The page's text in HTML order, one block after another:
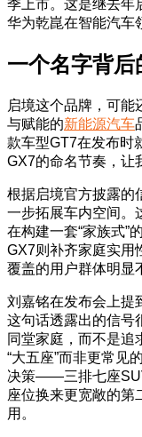
季上市。这是继去年
华为乾崑在智能汽车
一个名字背后
启境这个品牌，可能
与赋能的新能源汽车
款车型GT7在发布时
GX7的命名节奏，让
根据启境官方披露的
一步拓展车内空间。
在构建一套“家族式”
GX7则补齐家庭实用
覆盖的用户群体明显
刘嘉铭在发布会上提
这句话透露出的信号
同堂家庭，而不是追
“大五座”而非更常见
决策——三排七座
座位换来更宽敞的第
用。